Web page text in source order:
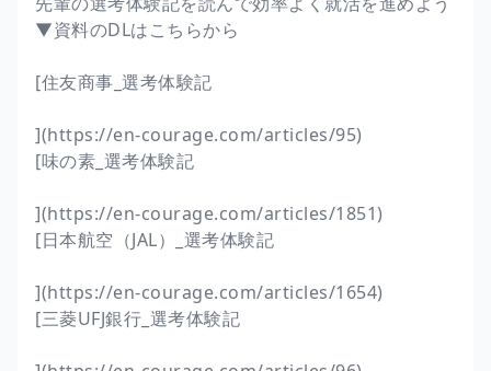
▼資料のDLはこちらから
[住友商事_選考体験記
](https://en-courage.com/articles/95)
[味の素_選考体験記
](https://en-courage.com/articles/1851)
[日本航空（JAL）_選考体験記
](https://en-courage.com/articles/1654)
[三菱UFJ銀行_選考体験記